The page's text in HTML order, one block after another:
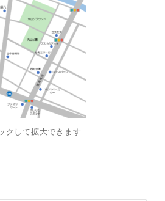
クして拡大できます